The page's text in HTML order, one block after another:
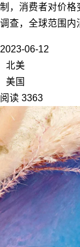
制，消费者对价格
调查，全球范围内
2023-06-12
北美
美国
阅读 3363